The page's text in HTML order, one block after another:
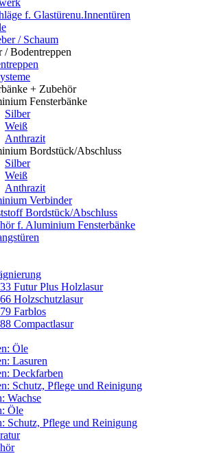
f. Glastürenu.Innentüren
/ Schaum
/ Bodentreppen
+ Zubehör
Fensterbänke
Silber
Weiß
Anthrazit
Bordstück/Abschluss
Silber
Weiß
Anthrazit
Verbinder
Bordstück/Abschluss
f. Aluminium Fensterbänke
Futur Plus Holzlasur
Holzschutzlasur
Farblos
Compactlasur
Öle
Lasuren
Deckfarben
Schutz, Pflege und Reinigung
Wachse
Öle
Schutz, Pflege und Reinigung